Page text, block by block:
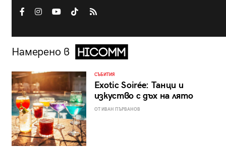
Намерено в
СЪБИТИЯ
Exotic Soirée: Танци и
изкуство с дъх на лято
ОТ ИВАН ПЪРВАНОВ